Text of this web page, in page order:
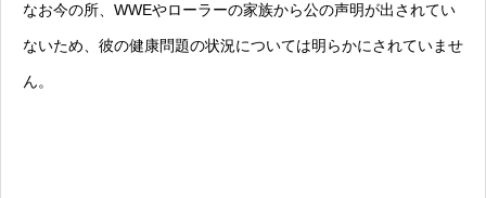
なお今の所、WWEやローラーの家族から公の声明が出されてい
ないため、彼の健康問題の状況については明らかにされていませ
ん。